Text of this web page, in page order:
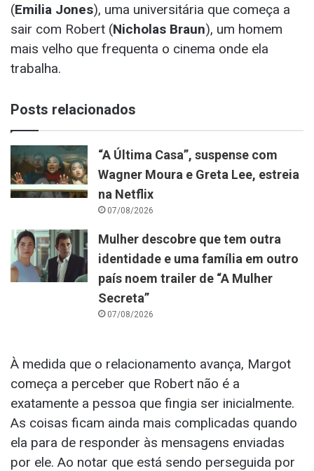
(Emilia Jones), uma universitária que começa a
sair com Robert (Nicholas Braun), um homem
mais velho que frequenta o cinema onde ela
trabalha.
Posts relacionados
“A Última Casa”, suspense com
Wagner Moura e Greta Lee, estreia
na Netflix
07/08/2026
Mulher descobre que tem outra
identidade e uma família em outro
país noem trailer de “A Mulher
Secreta”
07/08/2026
À medida que o relacionamento avança, Margot
começa a perceber que Robert não é a
exatamente a pessoa que fingia ser inicialmente.
As coisas ficam ainda mais complicadas quando
ela para de responder às mensagens enviadas
por ele. Ao notar que está sendo perseguida por